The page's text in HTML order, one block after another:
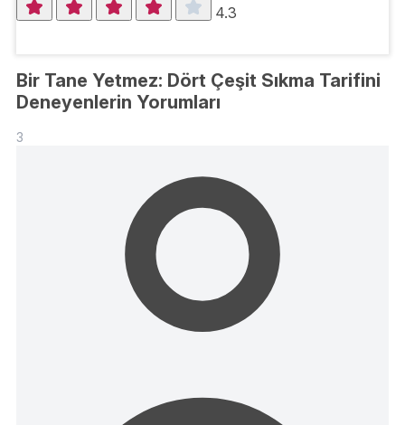
4.3
Bir Tane Yetmez: Dört Çeşit Sıkma Tarifini
Deneyenlerin Yorumları
3